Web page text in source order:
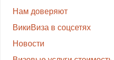
Нам доверяют
ВикиВиза в соцсетях
Новости